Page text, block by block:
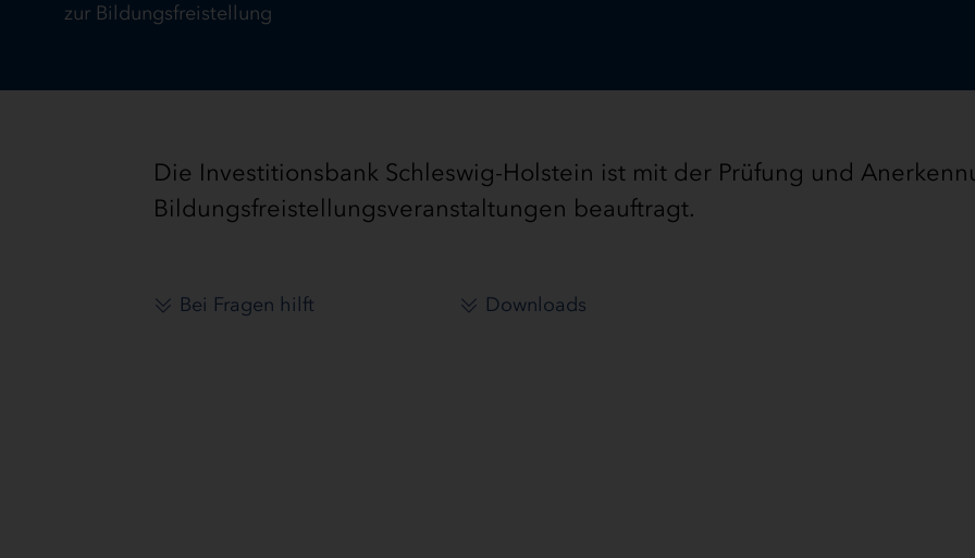
zur Bildungsfreistellung
Die Investitionsbank Schleswig-Holstein ist mit der Prüfung und
Bildungsfreistellungsveranstaltungen beauftragt.
Bei Fragen hilft Downloads